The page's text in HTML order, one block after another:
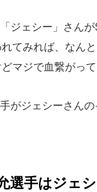
ジェシー」さん
てみれば、なん
マジで血繋がっ
がジェシーさん
選手はジェ